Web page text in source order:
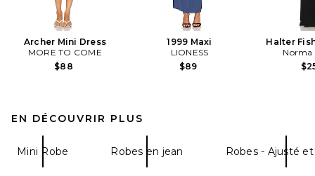
Archer Mini Dress
MORE TO COME
$88
1999 Maxi
LIONESS
$89
Halter
Norma
EN DÉCOUVRIR PLUS
Mini Robe Robes en jean Robes - Ajusté